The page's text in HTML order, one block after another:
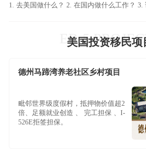
1. 去美国做什么？ 2. 在国内做什么工作？ 3.
EB-5
美国投资移民项
德州马蹄湾养老社区乡村项目
毗邻世界级度假村，抵押物价值超2
倍、足额就业创造 、 完工担保 、I-
526E拒签担保。